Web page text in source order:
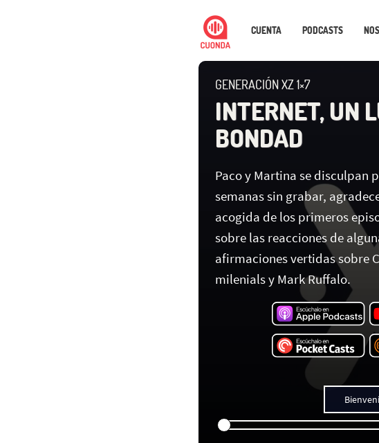
CUENTA PODCASTS
GENERACIÓN XZ 1×7
INTERNET, UN
BONDAD
Paco y Martina se disculpan
semanas sin grabar,
acogida de los primeros
sobre las reacciones de
afirmaciones vertidas sobre
milenials y Mark Ruffalo.